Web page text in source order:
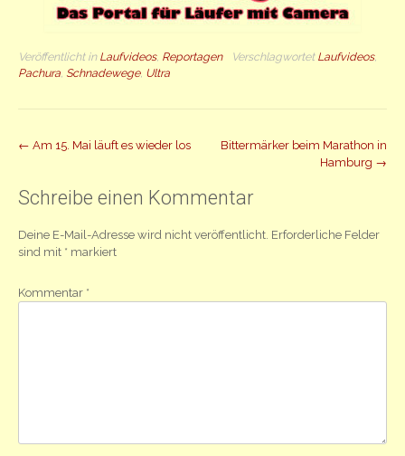
Veröffentlicht in Laufvideos, Reportagen Verschlagwortet Laufvideos,
Pachura Schnadewege, Ultra
Beitrag
← Am 15. Mai läuft es wieder los
Bittermärker beim Marathon in
Hamburg →
Schreibe einen Kommentar
Deine E-Mail-Adresse wird nicht veröffentlicht. Erforderliche Felder
sind mit * markiert
Kommentar *